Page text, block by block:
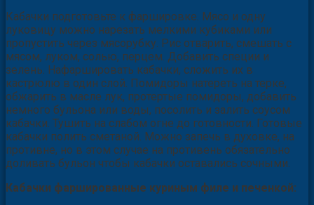
Кабачки подготовьте к фаршировке. Мясо и одну
луковицу можно нарезать мелкими кубиками или
пропустить через мясорубку. Рис отварить, смешать с
мясом, луком, солью, перцем. Добавить специи и
зелень. Нафаршировать кабачки, сложить их в
кастрюлю в один слой. Помидоры натереть на терке,
обжарить в масле лук, протертые помидоры, добавить
немного бульона или воды, посолить и залить соусом
кабачки. Тушить на слабом огне до готовности. Готовые
кабачки полить сметаной. Можно запечь в духовке, на
противне, но в этом случае на противень обязательно
доливать бульон чтобы кабачки оставались сочными.
Кабачки фаршированные куриным филе и печенкой: